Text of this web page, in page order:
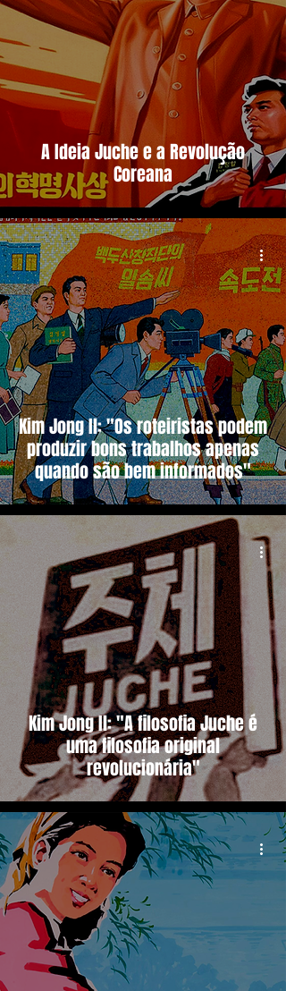
A Ideia Juche e a Revolução
Coreana
Kim Jong Il: "Os roteiristas podem
produzir bons trabalhos apenas
quando são bem informados"
Kim Jong Il: "A filosofia Juche é
uma filosofia original
revolucionária"